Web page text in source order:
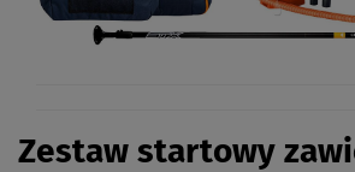
Zestaw startowy